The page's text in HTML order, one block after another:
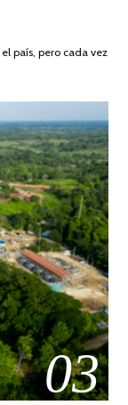
país, pero cada vez
03